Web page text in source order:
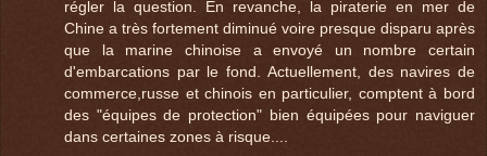
régler la question. En revanche, la piraterie en mer de
Chine a très fortement diminué voire presque disparu après
que la marine chinoise a envoyé un nombre certain
d'embarcations par le fond. Actuellement, des navires de
commerce,russe et chinois en particulier, comptent à bord
des "équipes de protection" bien équipées pour naviguer
dans certaines zones à risque....